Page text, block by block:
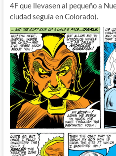
4F que llevasen al pequeño a
ciudad seguía en Colorado).